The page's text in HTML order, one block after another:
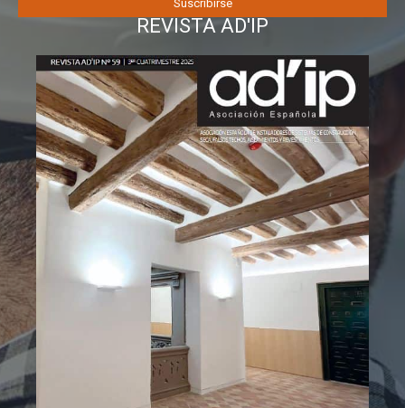
REVISTA AD'IP